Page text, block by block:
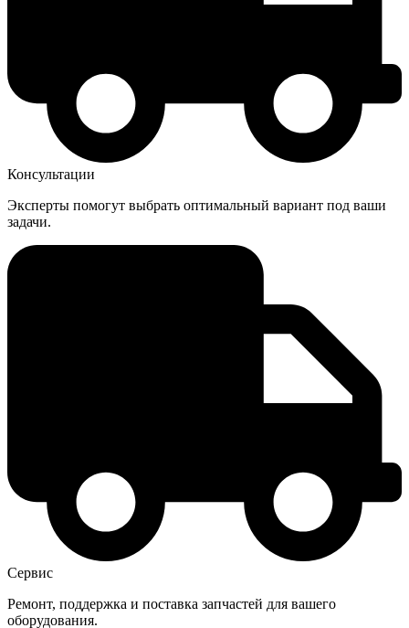
Консультации
Эксперты помогут выбрать оптимальный вариант под ваши
задачи.
Сервис
Ремонт, поддержка и поставка запчастей для вашего
оборудования.